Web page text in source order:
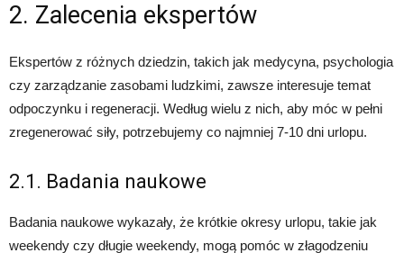
2. Zalecenia ekspertów
Ekspertów z różnych dziedzin, takich jak medycyna, psychologia
czy zarządzanie zasobami ludzkimi, zawsze interesuje temat
odpoczynku i regeneracji. Według wielu z nich, aby móc w pełni
zregenerować siły, potrzebujemy co najmniej 7-10 dni urlopu.
2.1. Badania naukowe
Badania naukowe wykazały, że krótkie okresy urlopu, takie jak
weekendy czy długie weekendy, mogą pomóc w złagodzeniu